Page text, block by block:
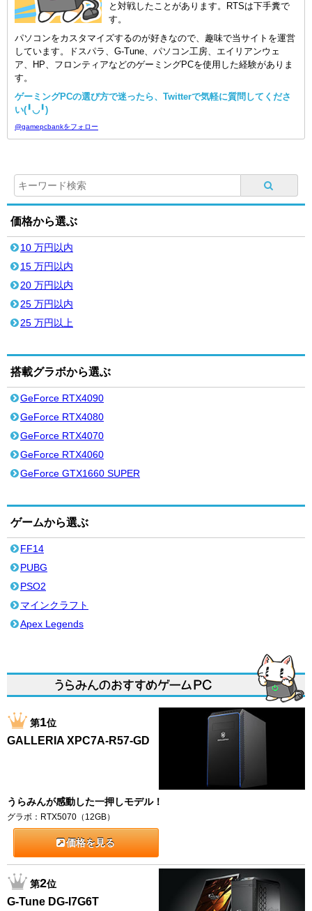
と対戦したことがあります。RTSは下手糞で
す。
パソコンをカスタマイズするのが好きなので、趣味で当サイトを運営
しています。ドスパラ、G-Tune、パソコン工房、エイリアンウェ
ア、HP、フロンティアなどのゲーミングPCを使用した経験がありま
す。
ゲーミングPCの選び方で迷ったら、Twitterで気軽に質問してくださ
い(╹◡╹)
@gamepcbankをフォロー
価格から選ぶ
10 万円以内
15 万円以内
20 万円以内
25 万円以内
25 万円以上
搭載グラボから選ぶ
GeForce RTX4090
GeForce RTX4080
GeForce RTX4070
GeForce RTX4060
GeForce GTX1660 SUPER
ゲームから選ぶ
FF14
PUBG
PSO2
マインクラフト
Apex Legends
第1位
GALLERIA XPC7A-R57-GD
うらみんが感動した一押しモデル！
グラボ：RTX5070（12GB）
価格を見る
第2位
G-Tune DG-I7G6T